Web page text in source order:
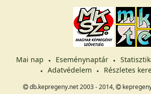
Mai nap Eseménynaptár
Adatvédelem
Részletes
db.kepregeny.net 2003 - 2014,